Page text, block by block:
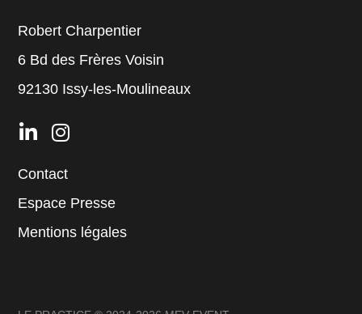
Robert Charpentier
6 Bd des Frères Voisin
92130 Issy-les-Moulineaux
Contact
Espace Presse
Mentions légales